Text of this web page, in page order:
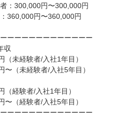
者：300,000円〜300,000円
：360,000円〜360,000円
ーーーーーーーーーーーー
収
（未経験者/入社1年目）
〜（未経験者/入社5年目）
（経験者/入社1年目）
〜（経験者/入社5年目）
ーーーーーーーーーーーー